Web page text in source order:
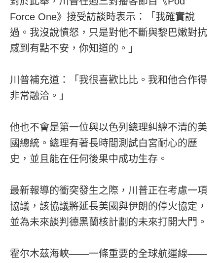
Force One》接受訪談時表示：「我確實說
過。我沒說憤怒，只是對他不斷與黎巴嫩對抗
感到有點不安，你知道的。」
川普補充道：「我很喜歡比比。我和他合作得
非常融洽。」
他也不會是第一位與以色列總理糾纏不清的美
國總統。總理有著長時間測試白宮耐心的歷
史，並且能在任何後果中成功生存。
最新報導的衝突發生之際，川普正在考慮一項
協議，該協議將延長美國與伊朗的停火協定，
並為未來談判德黑蘭核計劃的未來打開大門。
霍尔木茲海峽——一條重要的全球航運線——